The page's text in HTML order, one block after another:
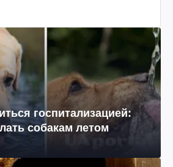
госпитализацией:
собакам летом